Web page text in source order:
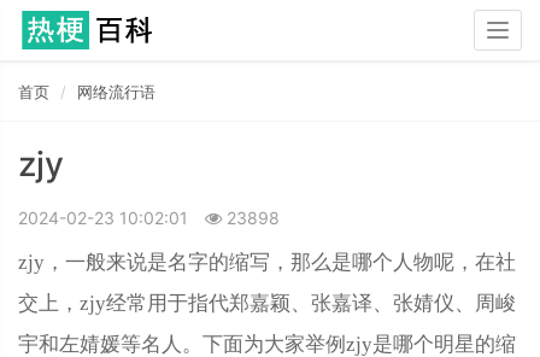
首页 网络流行语
zjy
2024-02-23 10:02:01 23898
zjy，一般来说是名字的缩写，那么是哪个人物呢，在社
交上，zjy经常用于指代郑嘉颖、张嘉译、张婧仪、周峻
宇和左婧媛等名人。下面为大家举例zjy是哪个明星的缩